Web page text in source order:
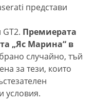
представи
Премиерата
„Яс Марина“ в
случайно, тъй
за тези, които
условия.